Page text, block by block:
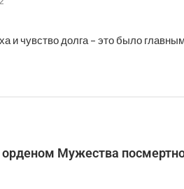
и чувство долга – это было
орденом Мужества